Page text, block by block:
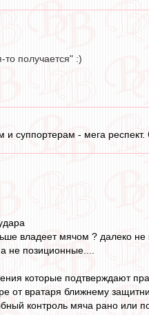
получается" :)
и суппортерам - мега респект.
владеет мячом ? далеко
не позиционные....
которые подтверждают
от вратаря ближнему
контроль мяча рано или